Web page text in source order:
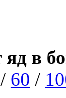
яд в
/ 60 /